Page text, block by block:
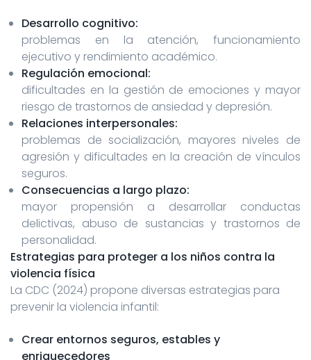
Desarrollo cognitivo:
problemas en la atención, funcionamiento
ejecutivo y rendimiento académico.
Regulación emocional:
dificultades en la gestión de emociones y mayor
riesgo de trastornos de ansiedad y depresión.
Relaciones interpersonales:
problemas de socialización, mayores niveles de
agresión y dificultades en la creación de vínculos
seguros.
Consecuencias a largo plazo:
mayor propensión a desarrollar conductas
delictivas, abuso de sustancias y trastornos de
personalidad.
Estrategias para proteger a los niños contra la
violencia física
La CDC (2024) propone diversas estrategias para
prevenir la violencia infantil:
Crear entornos seguros, estables y
enriquecedores